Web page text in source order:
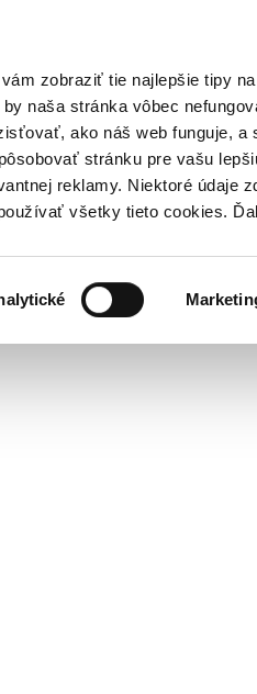
zobraziť tie najlepšie tipy
naša stránka vôbec
ako náš web funguje, a
stránku pre vašu
reklamy. Niektoré údaje
všetky tieto cookies.